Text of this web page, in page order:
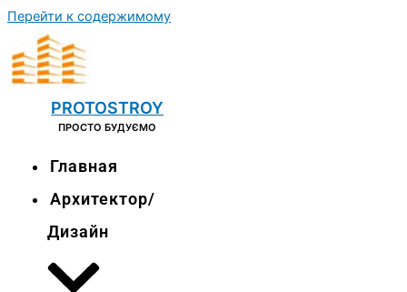
Перейти к содержимому
PROTOSTROY
ПРОСТО БУДУЄМО
Главная
Архитектор/
Дизайн